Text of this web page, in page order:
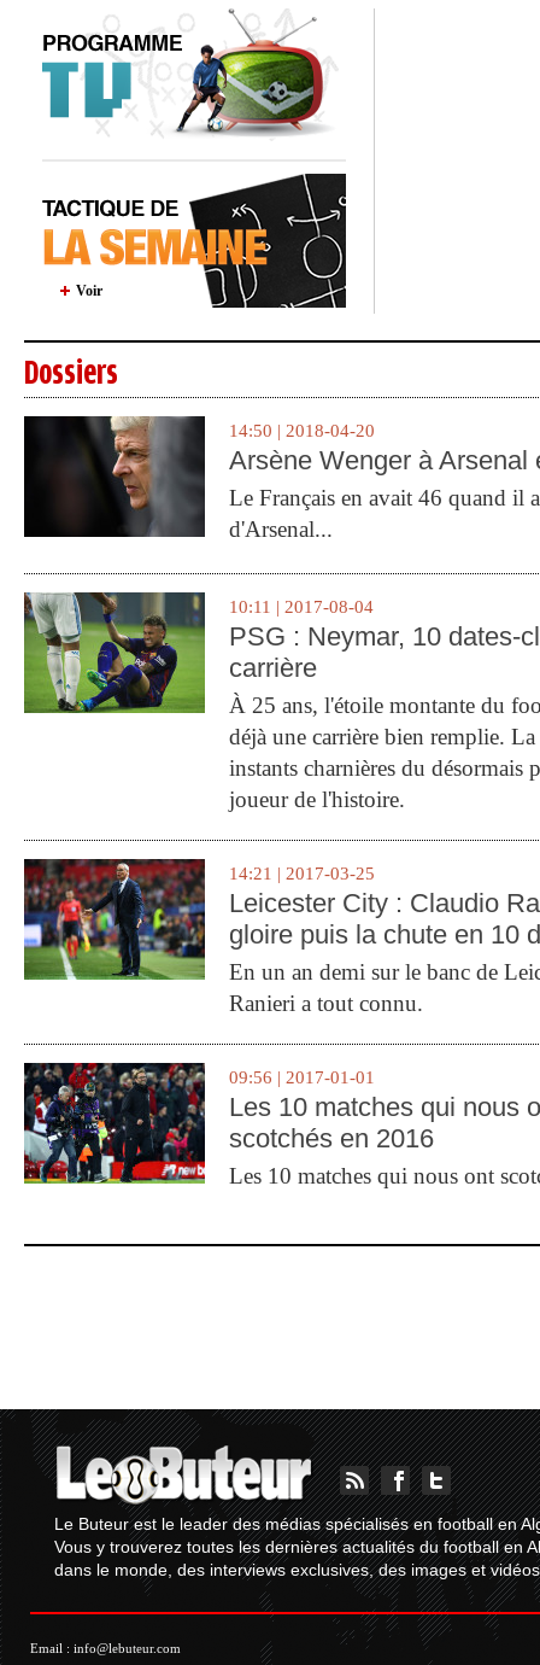
Voir
Dossiers
14:50 | 2018-04-20
Arsène Wenger à Arsenal
Le Français en avait 46 quand il
d'Arsenal...
10:11 | 2017-08-04
PSG : Neymar, 10 dates-
carrière
À 25 ans, l'étoile montante du
déjà une carrière bien remplie.
instants charnières du désormais
joueur de l'histoire.
14:21 | 2017-03-25
Leicester City : Claudio
gloire puis la chute en 10
En un an demi sur le banc de
Ranieri a tout connu.
09:56 | 2017-01-01
Les 10 matches qui nous
scotchés en 2016
Les 10 matches qui nous ont
Le Buteur est le leader des médias spécialisés en football en
Vous y trouverez toutes les dernières actualités du football en
dans le monde, des interviews exclusives, des images et
Email : info@lebuteur.com